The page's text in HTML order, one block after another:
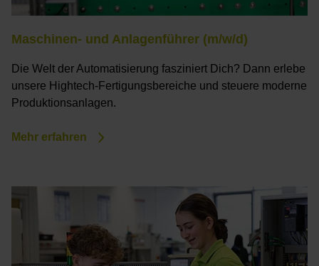
Maschinen- und Anlagenführer (m/w/d)
Die Welt der Automatisierung fasziniert Dich? Dann erlebe
unsere Hightech-Fertigungsbereiche und steuere moderne
Produktionsanlagen.
Mehr erfahren